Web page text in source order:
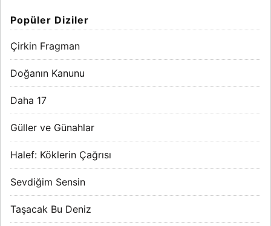
Popüler Diziler
Çirkin Fragman
Doğanın Kanunu
Daha 17
Güller ve Günahlar
Halef: Köklerin Çağrısı
Sevdiğim Sensin
Taşacak Bu Deniz